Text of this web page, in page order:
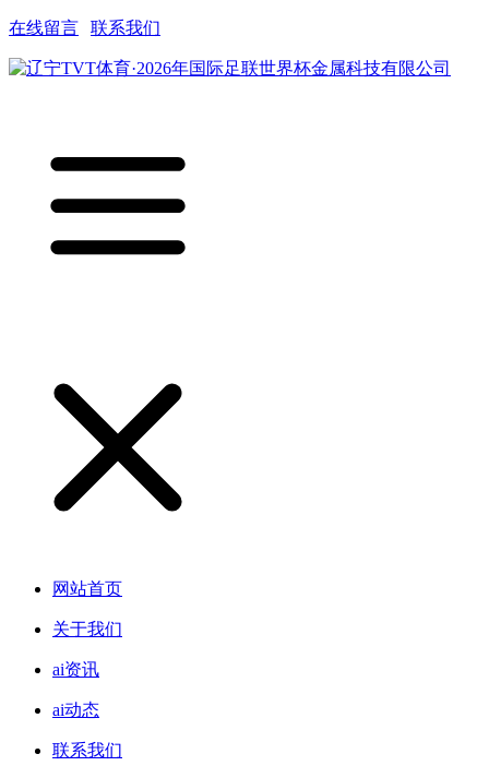
在线留言 联系我们
网站首页
关于我们
ai资讯
ai动态
联系我们